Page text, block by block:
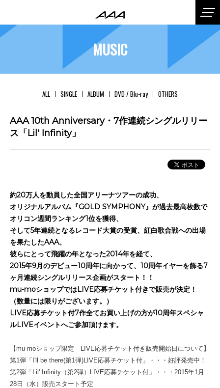
MUSIC
ALL SINGLE ALBUM DVD / Blu-ray OTHERS
AAA 10th Anniversary・7作連続シングルリリー
ス「Lil' Infinity」
約20万人を動員した全国アリーナツアーの成功、
オリジナルアルバム『GOLD SYMPHONY』が過去最高枚数で
オリコン週間ランキング1位を獲得、
そして5年連続となるレコード大賞の受賞、紅白歌合戦への出場
を果たしたAAA。
彼らにとって飛躍の年となった2014年を経て、
2015年9月のデビュー10周年に向かって、10周年イヤーを飾る7
ヶ月連続シングルリリース企画がスタート！！
mu-moショップではLIVE応募チケット付きで販売が決定！
（数量には限りがございます。）
LIVE応募チケット付7作全てお買い上げの方が10周年スペシャ
ルLIVEイベントへご参加頂けます。
【mu-moショップ限定 LIVE応募チケット付き販売開始日について】
第1弾「I'll be there(第1弾)LIVE応募チケット付」・・・好評発売中！
第2弾「Lil' Infinity（第2弾）LIVE応募チケット付」・・・2015年1月
28日（水）販売スタート予定